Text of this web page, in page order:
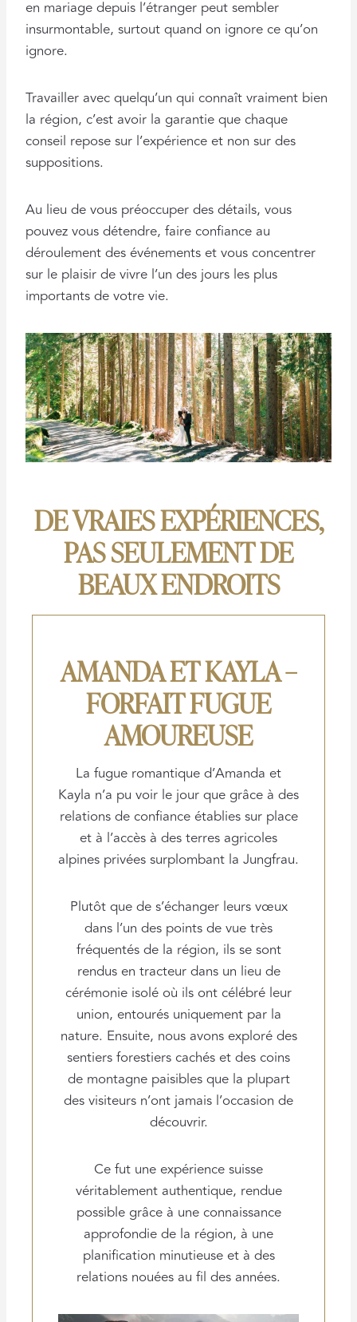
en mariage depuis l’étranger peut sembler
insurmontable, surtout quand on ignore ce qu’on
ignore.
Travailler avec quelqu’un qui connaît vraiment bien
la région, c’est avoir la garantie que chaque
conseil repose sur l’expérience et non sur des
suppositions.
Au lieu de vous préoccuper des détails, vous
pouvez vous détendre, faire confiance au
déroulement des événements et vous concentrer
sur le plaisir de vivre l’un des jours les plus
importants de votre vie.
DE VRAIES EXPÉRIENCES,
PAS SEULEMENT DE
BEAUX ENDROITS
AMANDA ET KAYLA –
FORFAIT FUGUE
AMOUREUSE
La fugue romantique d’Amanda et
Kayla n’a pu voir le jour que grâce à des
relations de confiance établies sur place
et à l’accès à des terres agricoles
alpines privées surplombant la Jungfrau.
Plutôt que de s’échanger leurs vœux
dans l’un des points de vue très
fréquentés de la région, ils se sont
rendus en tracteur dans un lieu de
cérémonie isolé où ils ont célébré leur
union, entourés uniquement par la
nature. Ensuite, nous avons exploré des
sentiers forestiers cachés et des coins
de montagne paisibles que la plupart
des visiteurs n’ont jamais l’occasion de
découvrir.
Ce fut une expérience suisse
véritablement authentique, rendue
possible grâce à une connaissance
approfondie de la région, à une
planification minutieuse et à des
relations nouées au fil des années.